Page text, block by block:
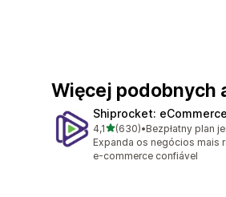
Więcej podobnych
Shiprocket:
4,1na 5 gwiazdek
(630)
Łączna liczba recenzji: 630
•Bezpłatny plan
Expanda os negócios mais
e-commerce confiável